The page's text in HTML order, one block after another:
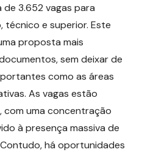
3.652 vagas para
técnico e superior. Este
proposta mais
sem deixar de
como as áreas
As vagas estão
com uma concentração
à presença massiva de
há oportunidades